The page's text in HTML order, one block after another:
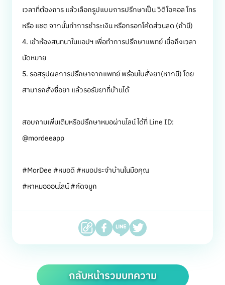
เวลาที่ต้องการ แล้วเลือกรูปแบบการปรึกษาเป็น วิดีโอคอล โทร
หรือ แชต จากนั้นทำการชำระเงิน หรือกรอกโค้ดส่วนลด (ถ้ามี)
4. เข้าห้องสนทนาในแอปฯ เพื่อทำการปรึกษาแพทย์ เมื่อถึงเวลา
นัดหมาย
5. รอสรุปผลการปรึกษาจากแพทย์ พร้อมใบสั่งยา(หากมี) โดย
สามารถสั่งซื้อยา แล้วรอรับยาที่บ้านได้
สอบถามเพิ่มเติมหรือปรึกษาหมอผ่านไลน์ ได้ที่ Line ID:
@mordeeapp
#MorDee #หมอดี #หมอประจำบ้านในมือคุณ
#หาหมอออนไลน์ #คัดจมูก
กลับหน้ารวมบทความ